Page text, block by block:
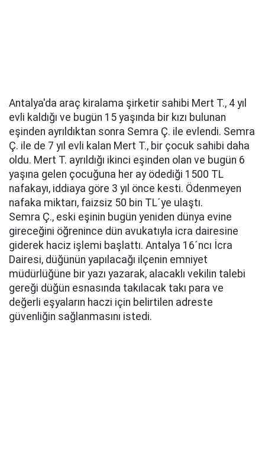
Antalya'da araç kiralama şirketir sahibi Mert T., 4 yıl
evli kaldığı ve bugün 15 yaşında bir kızı bulunan
eşinden ayrıldıktan sonra Semra Ç. ile evlendi. Semra
Ç. ile de 7 yıl evli kalan Mert T., bir çocuk sahibi daha
oldu. Mert T. ayrıldığı ikinci eşinden olan ve bugün 6
yaşına gelen çocuğuna her ay ödediği 1500 TL
nafakayı, iddiaya göre 3 yıl önce kesti. Ödenmeyen
nafaka miktarı, faizsiz 50 bin TL´ye ulaştı.
Semra Ç., eski eşinin bugün yeniden dünya evine
gireceğini öğrenince dün avukatıyla icra dairesine
giderek haciz işlemi başlattı. Antalya 16´ncı İcra
Dairesi, düğünün yapılacağı ilçenin emniyet
müdürlüğüne bir yazı yazarak, alacaklı vekilin talebi
gereği düğün esnasında takılacak takı para ve
değerli eşyaların haczi için belirtilen adreste
güvenliğin sağlanmasını istedi.